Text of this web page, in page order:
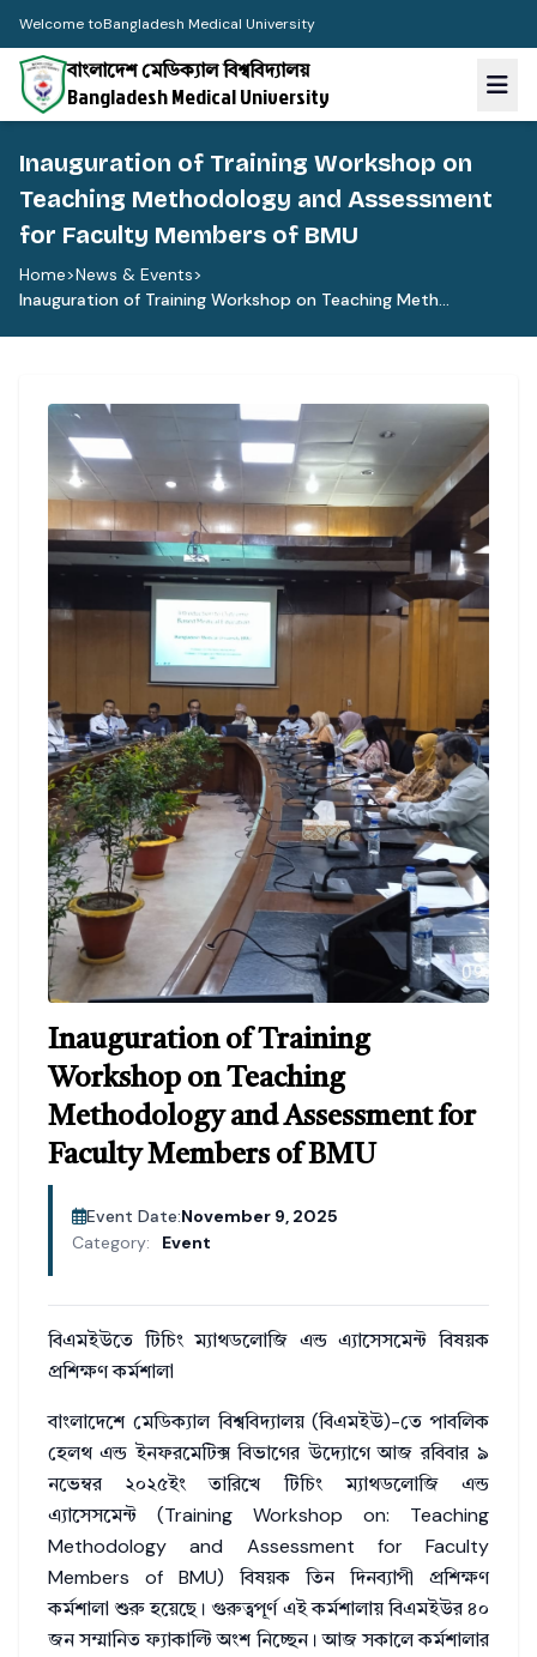
Welcome toBangladesh Medical University
বাংলাদেশ মেডিক্যাল বিশ্ববিদ্যালয়
Bangladesh Medical University
Inauguration of Training Workshop on
Teaching Methodology and Assessment
for Faculty Members of BMU
Home>News & Events>
Inauguration of Training Workshop on Teaching Meth...
Inauguration of Training
Workshop on Teaching
Methodology and Assessment for
Faculty Members of BMU
Event Date:November 9, 2025
Category:
Event
বিএমইউতে টিচিং ম্যাথডলোজি এন্ড এ্যাসেসমেন্ট বিষয়ক
প্রশিক্ষণ কর্মশালা
বাংলাদেশে মেডিক্যাল বিশ্ববিদ্যালয় (বিএমইউ)-তে পাবলিক
হেলথ এন্ড ইনফরমেটিক্স বিভাগের উদ্যোগে আজ রবিবার ৯
নভেম্বর ২০২৫ইং তারিখে টিচিং ম্যাথডলোজি এন্ড
এ্যাসেসমেন্ট (Training Workshop on: Teaching
Methodology and Assessment for Faculty
Members of BMU) বিষয়ক তিন দিনব্যাপী প্রশিক্ষণ
কর্মশালা শুরু হয়েছে। গুরুত্বপূর্ণ এই কর্মশালায় বিএমইউর ৪০
জন সম্মানিত ফ্যাকাল্টি অংশ নিচ্ছেন। আজ সকালে কর্মশালার